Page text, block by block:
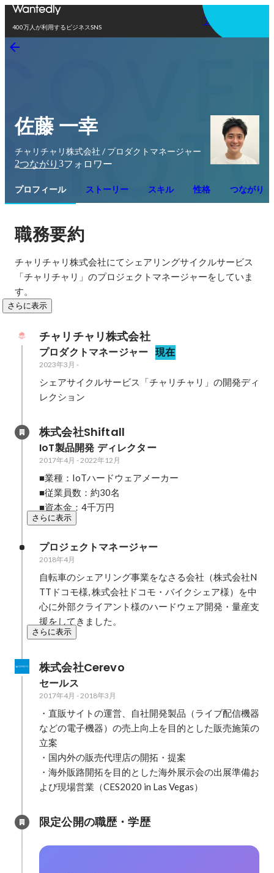
400万人が利用するビジネスSNS
アプリを使う
佐藤 一幸
チャリチャリ株式会社 / プロダクトマネージャー
2つながり 3フォロワー
プロフィール ストーリー スキル 性格 つながり
職務要約
チャリチャリ株式会社にてシェアリングサイクルサービス
「チャリチャリ」のプロジェクトマネージャーをしていま
す。
さらに表示
チャリチャリ株式会社
プロダクトマネージャー 現在
2023年3月 -
シェアサイクルサービス「チャリチャリ」の開発ディ
レクション
株式会社Shiftall
IoT製品開発 ディレクター
2017年4月 -2022年12月
■業種：IoTハードウェアメーカー
■従業員数：約30名
■資本金：4千万円
さらに表示
プロジェクトマネージャー
2018年4月
自転車のシェアリング事業をなさる会社（株式会社N
TTドコモ様, 株式会社ドコモ・バイクシェア様）を中
心に外部クライアント様のハードウェア開発・量産支
援をしてきました。
さらに表示
株式会社Cerevo
セールス
2017年4月 -2018年3月
・直販サイトの運営、自社開発製品（ライブ配信機器
などの電子機器）の売上向上を目的とした販売施策の
立案
・国内外の販売代理店の開拓・提案
・海外販路開拓を目的とした海外展示会の出展準備お
よび現場営業（CES2020 in Las Vegas）
限定公開の職歴・学歴